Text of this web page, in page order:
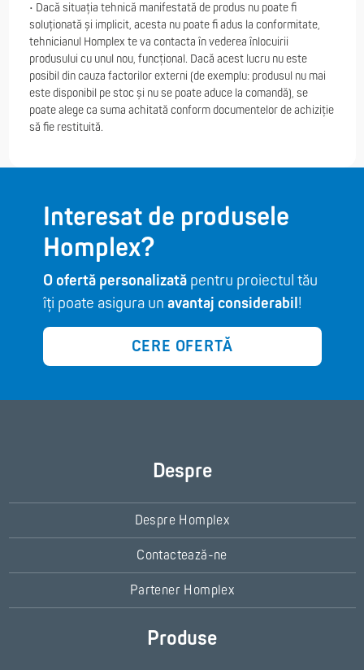
• Dacă situația tehnică manifestată de produs nu poate fi
soluționată și implicit, acesta nu poate fi adus la conformitate,
tehnicianul Homplex te va contacta în vederea înlocuirii
produsului cu unul nou, funcțional. Dacă acest lucru nu este
posibil din cauza factorilor externi (de exemplu: produsul nu mai
este disponibil pe stoc și nu se poate aduce la comandă), se
poate alege ca suma achitată conform documentelor de achiziție
să fie restituită.
Interesat de produsele
Homplex?
O ofertă personalizatăpentru proiectul tău
îți poate asigura un avantaj considerabil!
CERE OFERTĂ
Despre
Despre Homplex
Contactează-ne
Partener Homplex
Produse